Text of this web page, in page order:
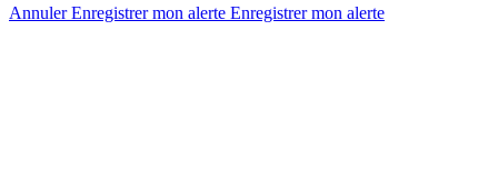
AnnulerEnregistrer mon alerte Enregistrermon alerte